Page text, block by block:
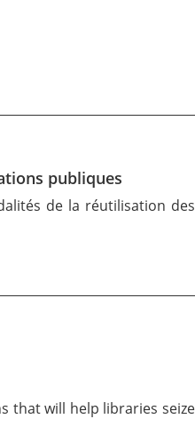
publiques
de la réutilisation des
that will help libraries seize